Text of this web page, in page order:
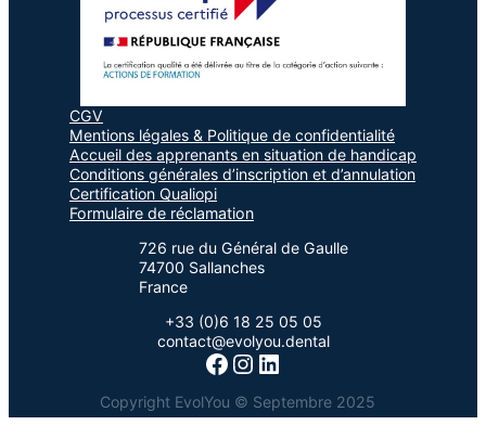
CGV
Mentions légales & Politique de confidentialité
Accueil des apprenants en situation de handicap
Conditions générales d’inscription et d’annulation
Certification Qualiopi
Formulaire de réclamation
726 rue du Général de Gaulle
74700 Sallanches
France
+33 (0)6 18 25 05 05
contact@evolyou.dental
Facebook
Instagram
LinkedIn
Copyright EvolYou © Septembre 2025